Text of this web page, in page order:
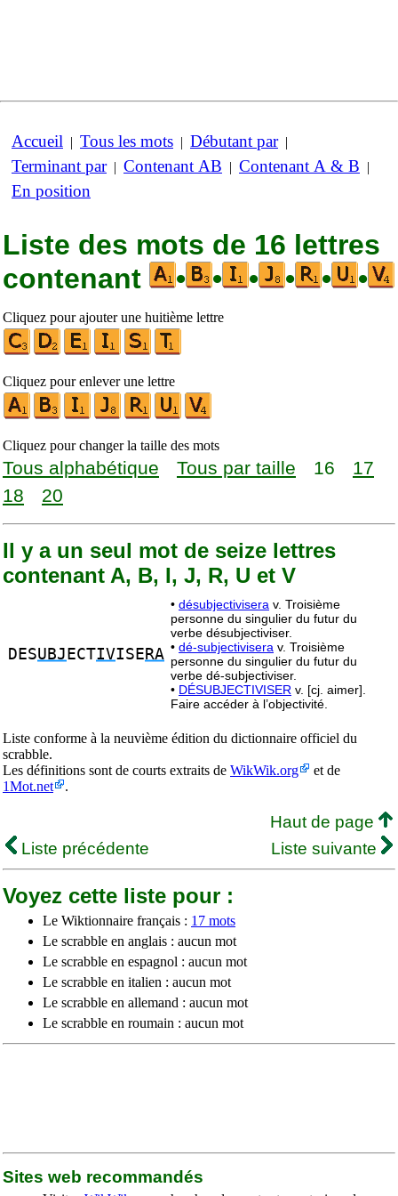
Accueil | Tous les mots | Débutant par|
Terminant par| Contenant AB | Contenant A & B |
En position
Liste des mots de 16 lettres
contenant
• • • • • •
Cliquez pour ajouter une huitième lettre
Cliquez pour enlever une lettre
Cliquez pour changer la taille des mots
Tous alphabétique Tous par taille 16
17
18
20
Il y a un seul mot de seize lettres
contenant A, B, I, J, R, U et V
DESUBJ ECTIVISE RA
• désubjectivisera v. Troisième
personne du singulier du futur du
verbe désubjectiviser.
• dé-subjectivisera v. Troisième
personne du singulier du futur du
verbe dé-subjectiviser.
• DÉSUBJECTIVISER v. [cj. aimer].
Faire accéder à l’objectivité.
Liste conforme à la neuvième édition du dictionnaire officiel du
scrabble.
Les définitions sont de courts extraits de WikWik.org
et de
1Mot.net
.
Haut de page
Liste précédente
Liste suivante
Voyez cette liste pour :
Le Wiktionnaire français : 17 mots
Le scrabble en anglais : aucun mot
Le scrabble en espagnol : aucun mot
Le scrabble en italien : aucun mot
Le scrabble en allemand : aucun mot
Le scrabble en roumain : aucun mot
Sites web recommandés